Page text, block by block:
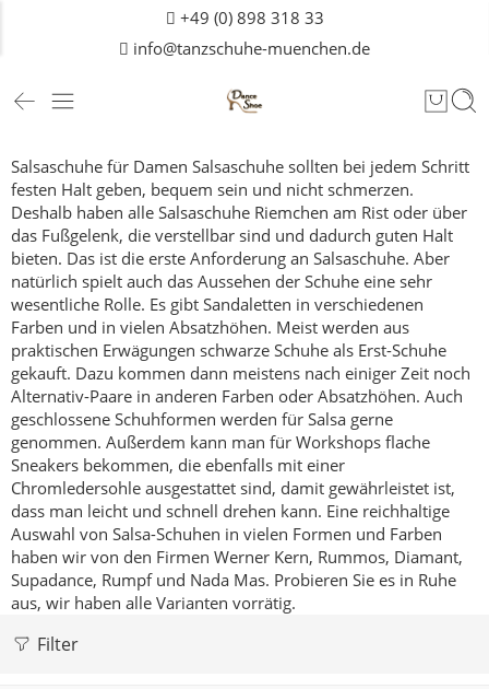
+49 (0) 898 318 33
info@tanzschuhe-muenchen.de
Salsaschuhe für Damen Salsaschuhe sollten bei jedem Schritt
festen Halt geben, bequem sein und nicht schmerzen.
Deshalb haben alle Salsaschuhe Riemchen am Rist oder über
das Fußgelenk, die verstellbar sind und dadurch guten Halt
bieten. Das ist die erste Anforderung an Salsaschuhe. Aber
natürlich spielt auch das Aussehen der Schuhe eine sehr
wesentliche Rolle. Es gibt Sandaletten in verschiedenen
Farben und in vielen Absatzhöhen. Meist werden aus
praktischen Erwägungen schwarze Schuhe als Erst-Schuhe
gekauft. Dazu kommen dann meistens nach einiger Zeit noch
Alternativ-Paare in anderen Farben oder Absatzhöhen. Auch
geschlossene Schuhformen werden für Salsa gerne
genommen. Außerdem kann man für Workshops flache
Sneakers bekommen, die ebenfalls mit einer
Chromledersohle ausgestattet sind, damit gewährleistet ist,
dass man leicht und schnell drehen kann. Eine reichhaltige
Auswahl von Salsa-Schuhen in vielen Formen und Farben
haben wir von den Firmen Werner Kern, Rummos, Diamant,
Supadance, Rumpf und Nada Mas. Probieren Sie es in Ruhe
aus, wir haben alle Varianten vorrätig.
Filter